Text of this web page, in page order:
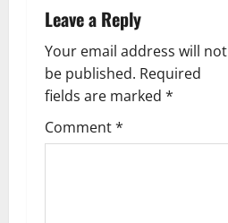
g
a
t
i
Leave a Reply
Your email address will not
be published. Required
fields are marked *
Comment*